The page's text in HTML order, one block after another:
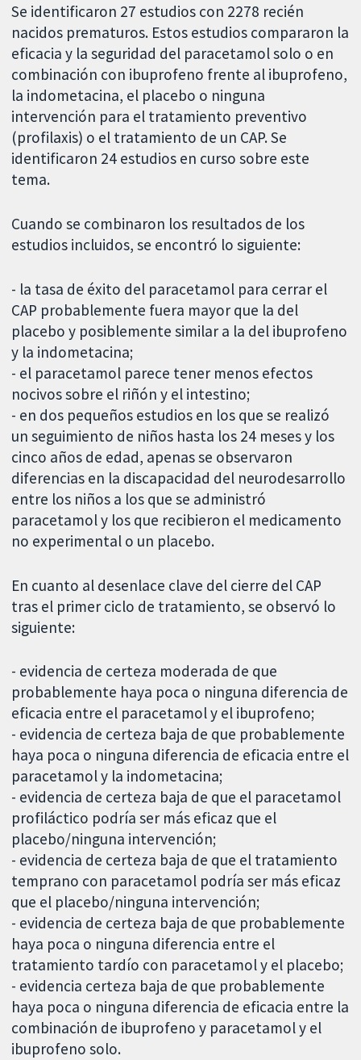
Se identificaron 27 estudios con 2278 recién
nacidos prematuros. Estos estudios compararon la
eficacia y la seguridad del paracetamol solo o en
combinación con ibuprofeno frente al ibuprofeno,
la indometacina, el placebo o ninguna
intervención para el tratamiento preventivo
(profilaxis) o el tratamiento de un CAP. Se
identificaron 24 estudios en curso sobre este
tema.
Cuando se combinaron los resultados de los
estudios incluidos, se encontró lo siguiente:
- la tasa de éxito del paracetamol para cerrar el
CAP probablemente fuera mayor que la del
placebo y posiblemente similar a la del ibuprofeno
y la indometacina;
- el paracetamol parece tener menos efectos
nocivos sobre el riñón y el intestino;
- en dos pequeños estudios en los que se realizó
un seguimiento de niños hasta los 24 meses y los
cinco años de edad, apenas se observaron
diferencias en la discapacidad del neurodesarrollo
entre los niños a los que se administró
paracetamol y los que recibieron el medicamento
no experimental o un placebo.
En cuanto al desenlace clave del cierre del CAP
tras el primer ciclo de tratamiento, se observó lo
siguiente:
- evidencia de certeza moderada de que
probablemente haya poca o ninguna diferencia de
eficacia entre el paracetamol y el ibuprofeno;
- evidencia de certeza baja de que probablemente
haya poca o ninguna diferencia de eficacia entre el
paracetamol y la indometacina;
- evidencia de certeza baja de que el paracetamol
profiláctico podría ser más eficaz que el
placebo/ninguna intervención;
- evidencia de certeza baja de que el tratamiento
temprano con paracetamol podría ser más eficaz
que el placebo/ninguna intervención;
- evidencia de certeza baja de que probablemente
haya poca o ninguna diferencia entre el
tratamiento tardío con paracetamol y el placebo;
- evidencia certeza baja de que probablemente
haya poca o ninguna diferencia de eficacia entre la
combinación de ibuprofeno y paracetamol y el
ibuprofeno solo.